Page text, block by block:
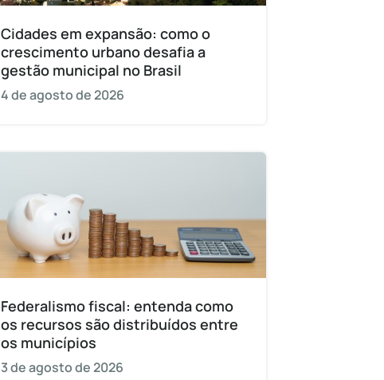
Cidades em expansão: como o
crescimento urbano desafia a
gestão municipal no Brasil
4 de agosto de 2026
Federalismo fiscal: entenda como
os recursos são distribuídos entre
os municípios
3 de agosto de 2026